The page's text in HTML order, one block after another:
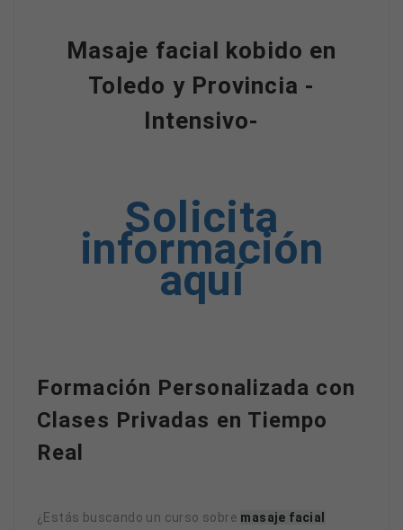
Masaje facial kobido en
Toledo y Provincia -
Intensivo-
Solicita
información
aquí
Formación Personalizada con
Clases Privadas en Tiempo
Real
¿Estás buscando un curso sobre masaje facial